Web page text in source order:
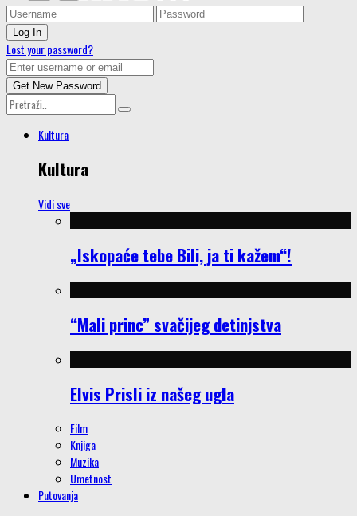
Lost your password?
Kultura
Kultura
Vidi sve
„Iskopaće tebe Bili, ja ti kažem“!
“Mali princ” svačijeg detinjstva
Elvis Prisli iz našeg ugla
Film
Knjiga
Muzika
Umetnost
Putovanja